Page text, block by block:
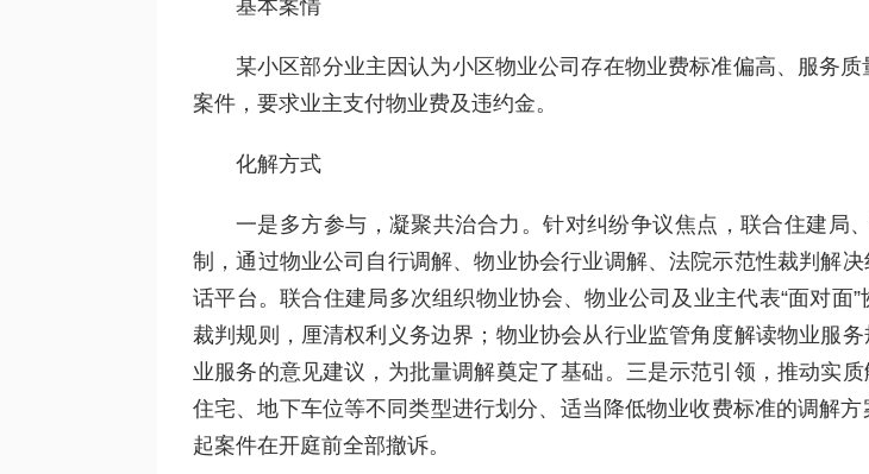
基本案情
某小区部分业主因认为小区物业公司存在物业费标准偏高、服务
案件，要求业主支付物业费及违约金。
化解方式
一是多方参与，凝聚共治合力。针对纠纷争议焦点，联合住建局
制，通过物业公司自行调解、物业协会行业调解、法院示范性裁判解
话平台。联合住建局多次组织物业协会、物业公司及业主代表“面对面
裁判规则，厘清权利义务边界；物业协会从行业监管角度解读物业服
业服务的意见建议，为批量调解奠定了基础。三是示范引领，推动实
住宅、地下车位等不同类型进行划分、适当降低物业收费标准的调解
起案件在开庭前全部撤诉。